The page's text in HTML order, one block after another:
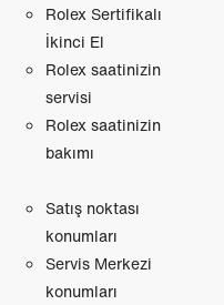
Rolex Sertifikalı
İkinci El
Rolex saatinizin
servisi
Rolex saatinizin
bakımı
Satış noktası
konumları
Servis Merkezi
konumları